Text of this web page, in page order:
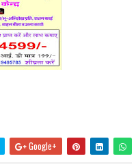
Google+